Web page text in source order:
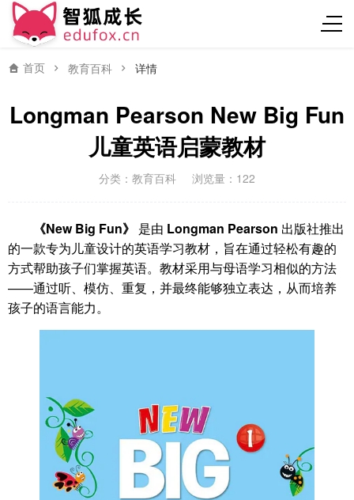
首页 教育百科 详情
Longman Pearson New Big Fun
儿童英语启蒙教材
分类： 教育百科 浏览量：122
《New Big Fun》 是由 Longman Pearson 出版社推出
的一款专为儿童设计的英语学习教材，旨在通过轻松有趣的
方式帮助孩子们掌握英语。教材采用与母语学习相似的方法
——通过听、模仿、重复，并最终能够独立表达，从而培养
孩子的语言能力。